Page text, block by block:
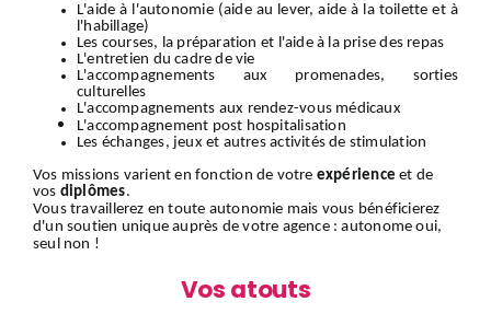
L'aide à l'autonomie (aide au lever, aide à la toilette et à
l'habillage)
Les courses, la préparation et l'aide à la prise des repas
L'entretien du cadre de vie
L'accompagnements aux promenades, sorties
culturelles
L'accompagnements aux rendez-vous médicaux
L'accompagnement post hospitalisation
Les échanges, jeux et autres activités de stimulation
Vos missions varient en fonction de votre expérience et de
vos diplômes.
Vous travaillerez en toute autonomie mais vous bénéficierez
d'un soutien unique auprès de votre agence : autonome oui,
seul non !
Vos atouts